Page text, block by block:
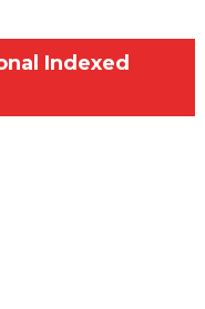
Indexed